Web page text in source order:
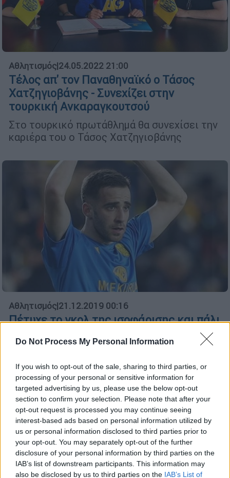
Do Not Process My Personal Information
If you wish to opt-out of the sale, sharing to third parties, or
processing of your personal or sensitive information for
targeted advertising by us, please use the below opt-out
section to confirm your selection. Please note that after your
opt-out request is processed you may continue seeing
interest-based ads based on personal information utilized by
us or personal information disclosed to third parties prior to
your opt-out. You may separately opt-out of the further
disclosure of your personal information by third parties on the
IAB’s list of downstream participants. This information may
also be disclosed by us to third parties on the IAB’s List of
Αθλητισμός|24.05.2022 21:00
Τέλος απ' τον Παναθηναϊκό ο Τάσος
Χατζηγιοβάνης - Συνεχίζει στην
τουρκική Ανκαραγκουτσού
Στο τουρκικό πρωτάθλημά θα συνεχίσει την
καριέρα του ο Τάσος Χατζηγιοβάνης
Αθλητισμός|21.12.2019 00:16
Πέτυχε το γκολ της ισοφάρισης και πάλι
κι απέναντι στην Αντάλιασπορ, ο πρώην
άσος του ΠΑΟΚ, σκόραρε στο φινάλε
χαρίζοντας βαθμό στην Ανκαραγκουτσού